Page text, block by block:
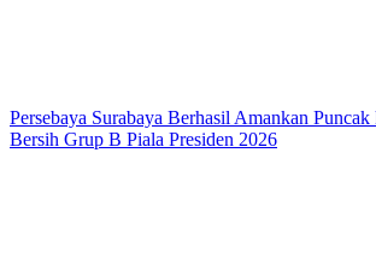
Persebaya Surabaya Berhasil Amankan Puncak
Bersih Grup B Piala Presiden 2026